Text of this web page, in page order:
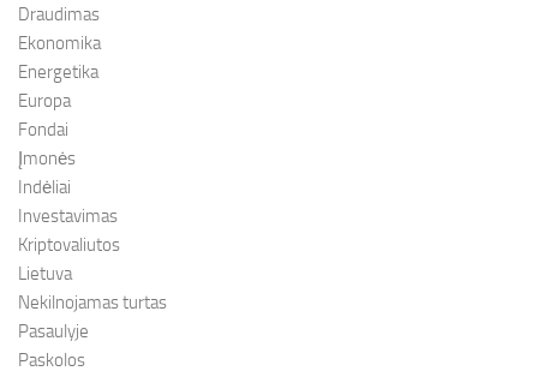
Draudimas
Ekonomika
Energetika
Europa
Fondai
Įmonės
Indėliai
Investavimas
Kriptovaliutos
Lietuva
Nekilnojamas turtas
Pasaulyje
Paskolos